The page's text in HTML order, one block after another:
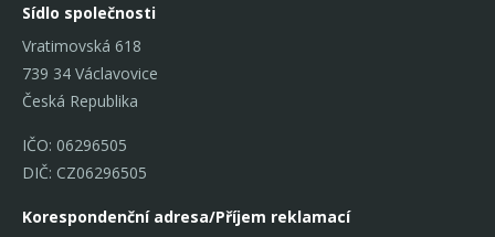
Sídlo společnosti
Vratimovská 618
739 34 Václavovice
Česká Republika
IČO: 06296505
DIČ: CZ06296505
Korespondenční adresa/Příjem reklamací